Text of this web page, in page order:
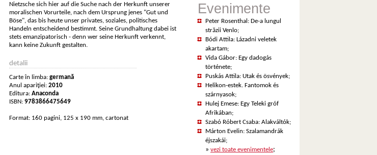
Nietzsche sich hier auf die Suche nach der Herkunft unserer
moralischen Vorurteile, nach dem Ursprung jenes "Gut und
Böse", das bis heute unser privates, soziales, politisches
Handeln entscheidend bestimmt. Seine Grundhaltung dabei ist
stets emanzipatorisch - denn wer seine Herkunft verkennt,
kann keine Zukunft gestalten.
detalii
Carte în limba: germană
Anul apariţiei: 2010
Editura: Anaconda
ISBN: 9783866475649
Format: 160 pagini, 125 x 190 mm, cartonat
Evenimente
Peter Rosenthal: De-a lungul
străzii Venlo;
Bódi Attila: Lázadni veletek
akartam;
Vida Gábor: Egy dadogás
története;
Puskás Attila: Utak és ösvények;
Helikon-estek. Fantomok és
szárnyasok;
Hulej Emese: Egy Teleki gróf
Afrikában;
Szabó Róbert Csaba: Alakváltók;
Márton Evelin: Szalamandrák
éjszakái;
» vezi toate evenimentele;